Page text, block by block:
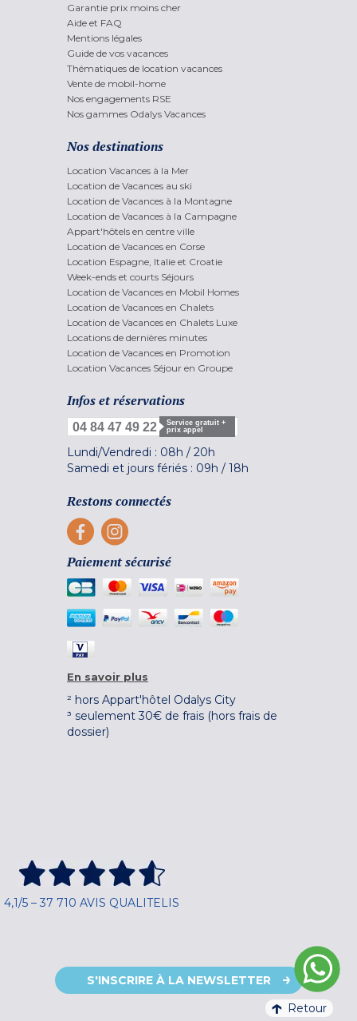
Garantie prix moins cher
Aide et FAQ
Mentions légales
Guide de vos vacances
Thématiques de location vacances
Vente de mobil-home
Nos engagements RSE
Nos gammes Odalys Vacances
Nos destinations
Location Vacances à la Mer
Location de Vacances au ski
Location de Vacances à la Montagne
Location de Vacances à la Campagne
Appart'hôtels en centre ville
Location de Vacances en Corse
Location Espagne, Italie et Croatie
Week-ends et courts Séjours
Location de Vacances en Mobil Homes
Location de Vacances en Chalets
Location de Vacances en Chalets Luxe
Locations de dernières minutes
Location de Vacances en Promotion
Location Vacances Séjour en Groupe
Infos et réservations
04 84 47 49 22
Service gratuit +
prix appel
Lundi/Vendredi : 08h / 20h
Samedi et jours fériés : 09h / 18h
Restons connectés
Paiement sécurisé
En savoir plus
² hors Appart'hôtel Odalys City
³ seulement 30€ de frais (hors frais de
dossier)
4,1/5 – 37 710 AVIS QUALITELIS
S'INSCRIRE À LA NEWSLETTER
Retour